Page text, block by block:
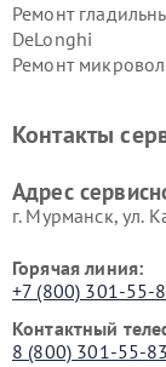
Ремонт
DeLonghi
Ремонт
DeLonghi
Контакты
Адрес
г. Мурманск, ул.
Горячая линия:
+7 (800) 301-55-
Контактный
8 (800) 301-55-83